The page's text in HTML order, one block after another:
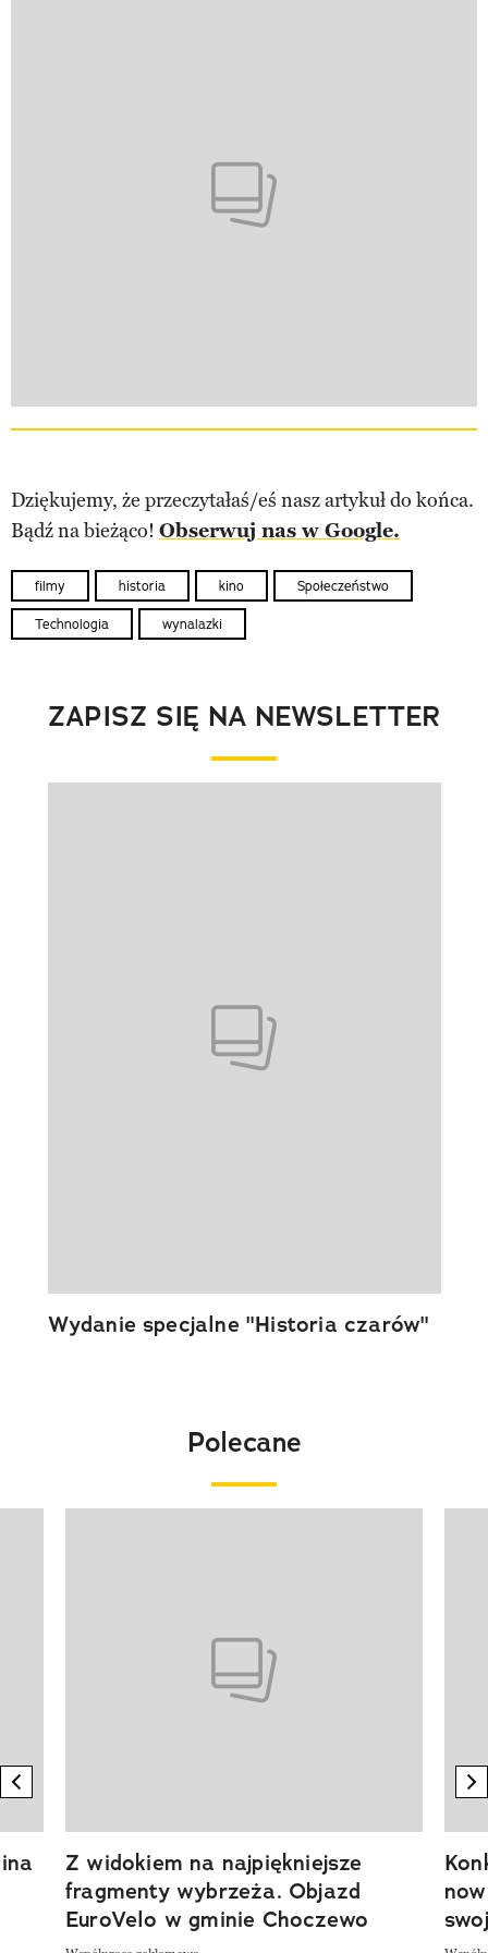
Dziękujemy, że przeczytałaś/eś nasz artykuł do końca.
Bądź na bieżąco! Obserwuj nas w Google.
filmy historia kino Społeczeństwo
Technologia wynalazki
ZAPISZ SIĘ NA NEWSLETTER
Wydanie specjalne "Historia czarów"
Polecane
previous element
Z widokiem na najpiękniejsze
fragmenty wybrzeża. Objazd
EuroVelo w gminie Choczewo